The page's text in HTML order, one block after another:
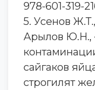
978-601-319-
5. Усенов
Арылов Ю.Н.,
сайгаков
строгилят